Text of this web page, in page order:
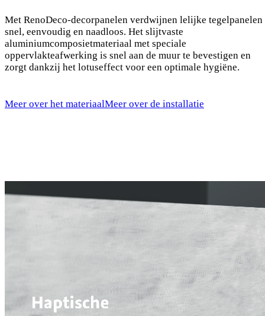
Met RenoDeco-decorpanelen verdwijnen lelijke tegelpanelen
snel, eenvoudig en naadloos. Het slijtvaste
aluminiumcomposietmateriaal met speciale
oppervlakteafwerking is snel aan de muur te bevestigen en
zorgt dankzij het lotuseffect voor een optimale hygiëne.
Meer over het materiaalMeer over de installatie